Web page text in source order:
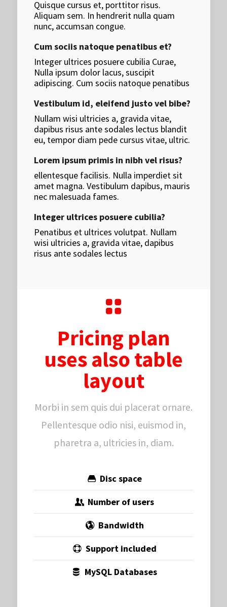
Quisque cursus et, porttitor risus.
Aliquam sem. In hendrerit nulla quam
nunc, accumsan congue.
Cum sociis natoque penatibus et?
Integer ultrices posuere cubilia Curae,
Nulla ipsum dolor lacus, suscipit
adipiscing. Cum sociis natoque penatibus
Vestibulum id, eleifend justo vel bibe?
Nullam wisi ultricies a, gravida vitae,
dapibus risus ante sodales lectus blandit
eu, tempor diam pede cursus vitae, ultric.
Lorem ipsum primis in nibh vel risus?
ellentesque facilisis. Nulla imperdiet sit
amet magna. Vestibulum dapibus, mauris
nec malesuada fames.
Integer ultrices posuere cubilia?
Penatibus et ultrices volutpat. Nullam
wisi ultricies a, gravida vitae, dapibus
risus ante sodales lectus
Pricing plan
uses also table
layout
Morbi in sem quis dui placerat ornare.
Pellentesque odio nisi, euismod in,
pharetra a, ultricies in, diam.
Disc space
Number of users
Bandwidth
Support included
MySQL Databases